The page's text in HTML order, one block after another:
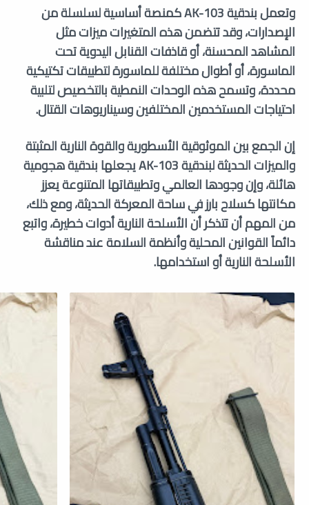
وتعمل بندقية AK-103 كمنصة أساسية لسلسلة من
الإصدارات، وقد تتضمن هذه المتغيرات ميزات مثل
المشاهد المحسنة، أو قاذفات القنابل اليدوية تحت
الماسورة، أو أطوال مختلفة للماسورة لتطبيقات تكتيكية
محددة، وتسمح هذه الوحدات النمطية بالتخصيص لتلبية
احتياجات المستخدمين المختلفين وسيناريوهات القتال.
إن الجمع بين الموثوقية الأسطورية والقوة النارية المثبتة
والميزات الحديثة لبندقية AK-103 يجعلها بندقية هجومية
هائلة، وإن وجودها العالمي وتطبيقاتها المتنوعة يعزز
مكانتها كسلاح بارز في ساحة المعركة الحديثة، ومع ذلك،
من المهم أن تتذكر أن الأسلحة النارية أدوات خطيرة، واتبع
دائماً القوانين المحلية وأنظمة السلامة عند مناقشة
الأسلحة النارية أو استخدامها.